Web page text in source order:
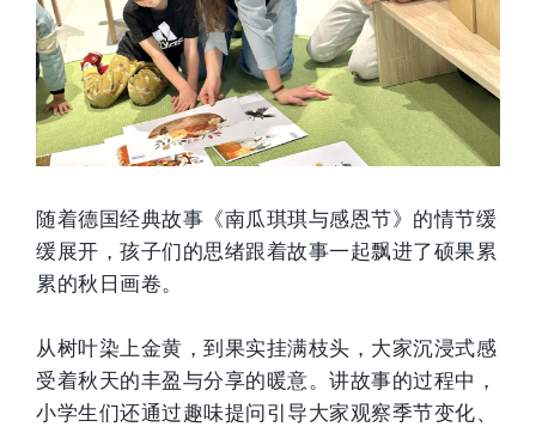
随着德国经典故事《南瓜琪琪与感恩节》的情节缓
缓展开，孩子们的思绪跟着故事一起飘进了硕果累
累的秋日画卷。
从树叶染上金黄，到果实挂满枝头，大家沉浸式感
受着秋天的丰盈与分享的暖意。讲故事的过程中，
小学生们还通过趣味提问引导大家观察季节变化、